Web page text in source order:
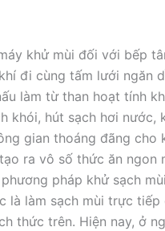
khử mùi đối với bếp
đi cùng tấm lưới ngăn
làm từ than hoạt tính
khói, hút sạch hơi nước,
gian thoáng đãng cho
ra vô số thức ăn ngon
pháp khử sạch
là làm sạch mùi trực
thức trên. Hiện nay, ở